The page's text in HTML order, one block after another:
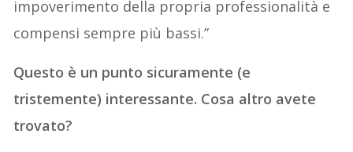
impoverimento della propria professionalità e
compensi sempre più bassi.”
Questo è un punto sicuramente (e
tristemente) interessante. Cosa altro avete
trovato?